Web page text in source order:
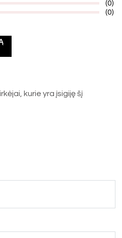
(0)
(0)
kurie yra įsigiję šį